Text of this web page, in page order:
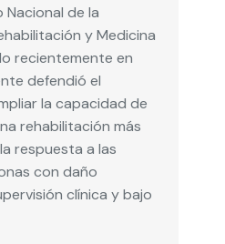
de la
y Medicina
recientemente en
defendió el
la capacidad de
rehabilitación más
respuesta a las
con daño
clínica y bajo